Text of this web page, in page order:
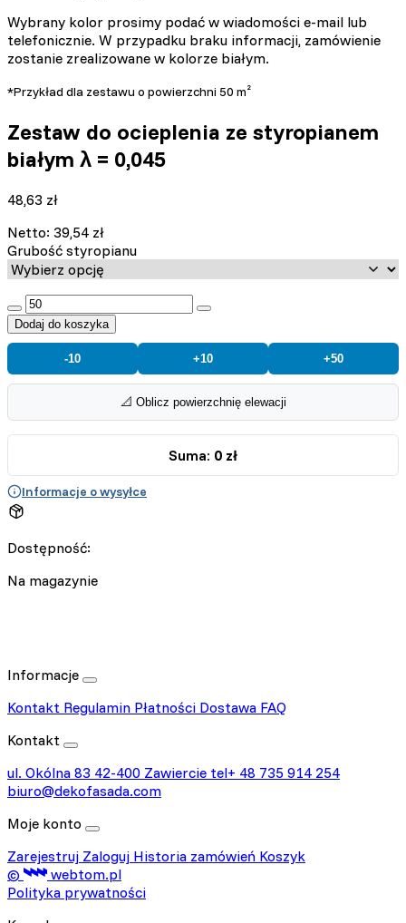
Wybrany kolor prosimy podać w wiadomości e-mail lub
telefonicznie. W przypadku braku informacji, zamówienie
zostanie zrealizowane w kolorze białym.
*Przykład dla zestawu o powierzchni 50 m²
Zestaw do ocieplenia ze styropianem
białym λ = 0,045
48,63 zł
Netto: 39,54 zł
Grubość styropianu
:product_name quantity
Dodaj do koszyka
-10 +10 +50
📐 Oblicz powierzchnię elewacji
Suma: 0 zł
Informacje o wysyłce
Dostępność:
Na magazynie
Informacje
Kontakt Regulamin Płatności Dostawa FAQ
Kontakt
ul. Okólna 83 42-400 Zawiercie tel+ 48 735 914 254
biuro@dekofasada.com
Moje konto
Zarejestruj Zaloguj Historia zamówień Koszyk
©
webtom.pl
Polityka prywatności